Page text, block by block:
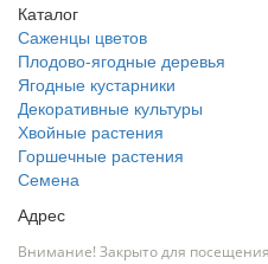
Каталог
Саженцы цветов
Плодово-ягодные деревья
Ягодные кустарники
Декоративные культуры
Хвойные растения
Горшечные растения
Семена
Адрес
Внимание! Закрыто для